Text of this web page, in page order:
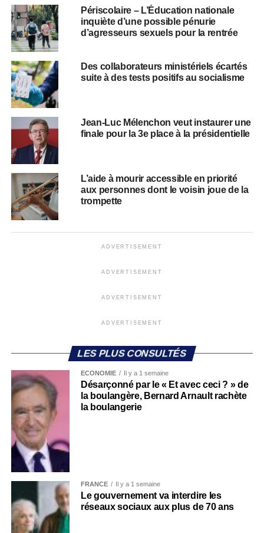
Périscolaire – L’Éducation nationale
inquiète d’une possible pénurie
d’agresseurs sexuels pour la rentrée
Des collaborateurs ministériels écartés
suite à des tests positifs au socialisme
Jean-Luc Mélenchon veut instaurer une
finale pour la 3e place à la présidentielle
L’aide à mourir accessible en priorité
aux personnes dont le voisin joue de la
trompette
ADVERTISEMENT
ADVERTISEMENT
ADVERTISEMENT
ADVERTISEMENT
LES PLUS CONSULTÉS
ECONOMIE Il y a 1 semaine
Désarçonné par le « Et avec ceci ? » de
la boulangère, Bernard Arnault rachète
la boulangerie
FRANCE Il y a 1 semaine
Le gouvernement va interdire les
réseaux sociaux aux plus de 70 ans